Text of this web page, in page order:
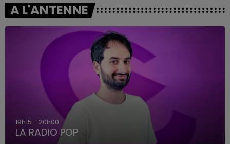
A L'ANTENNE
19h15 - 20h00
LA RADIO POP